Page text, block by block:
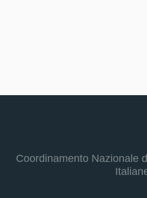
Coordinamento Nazionale